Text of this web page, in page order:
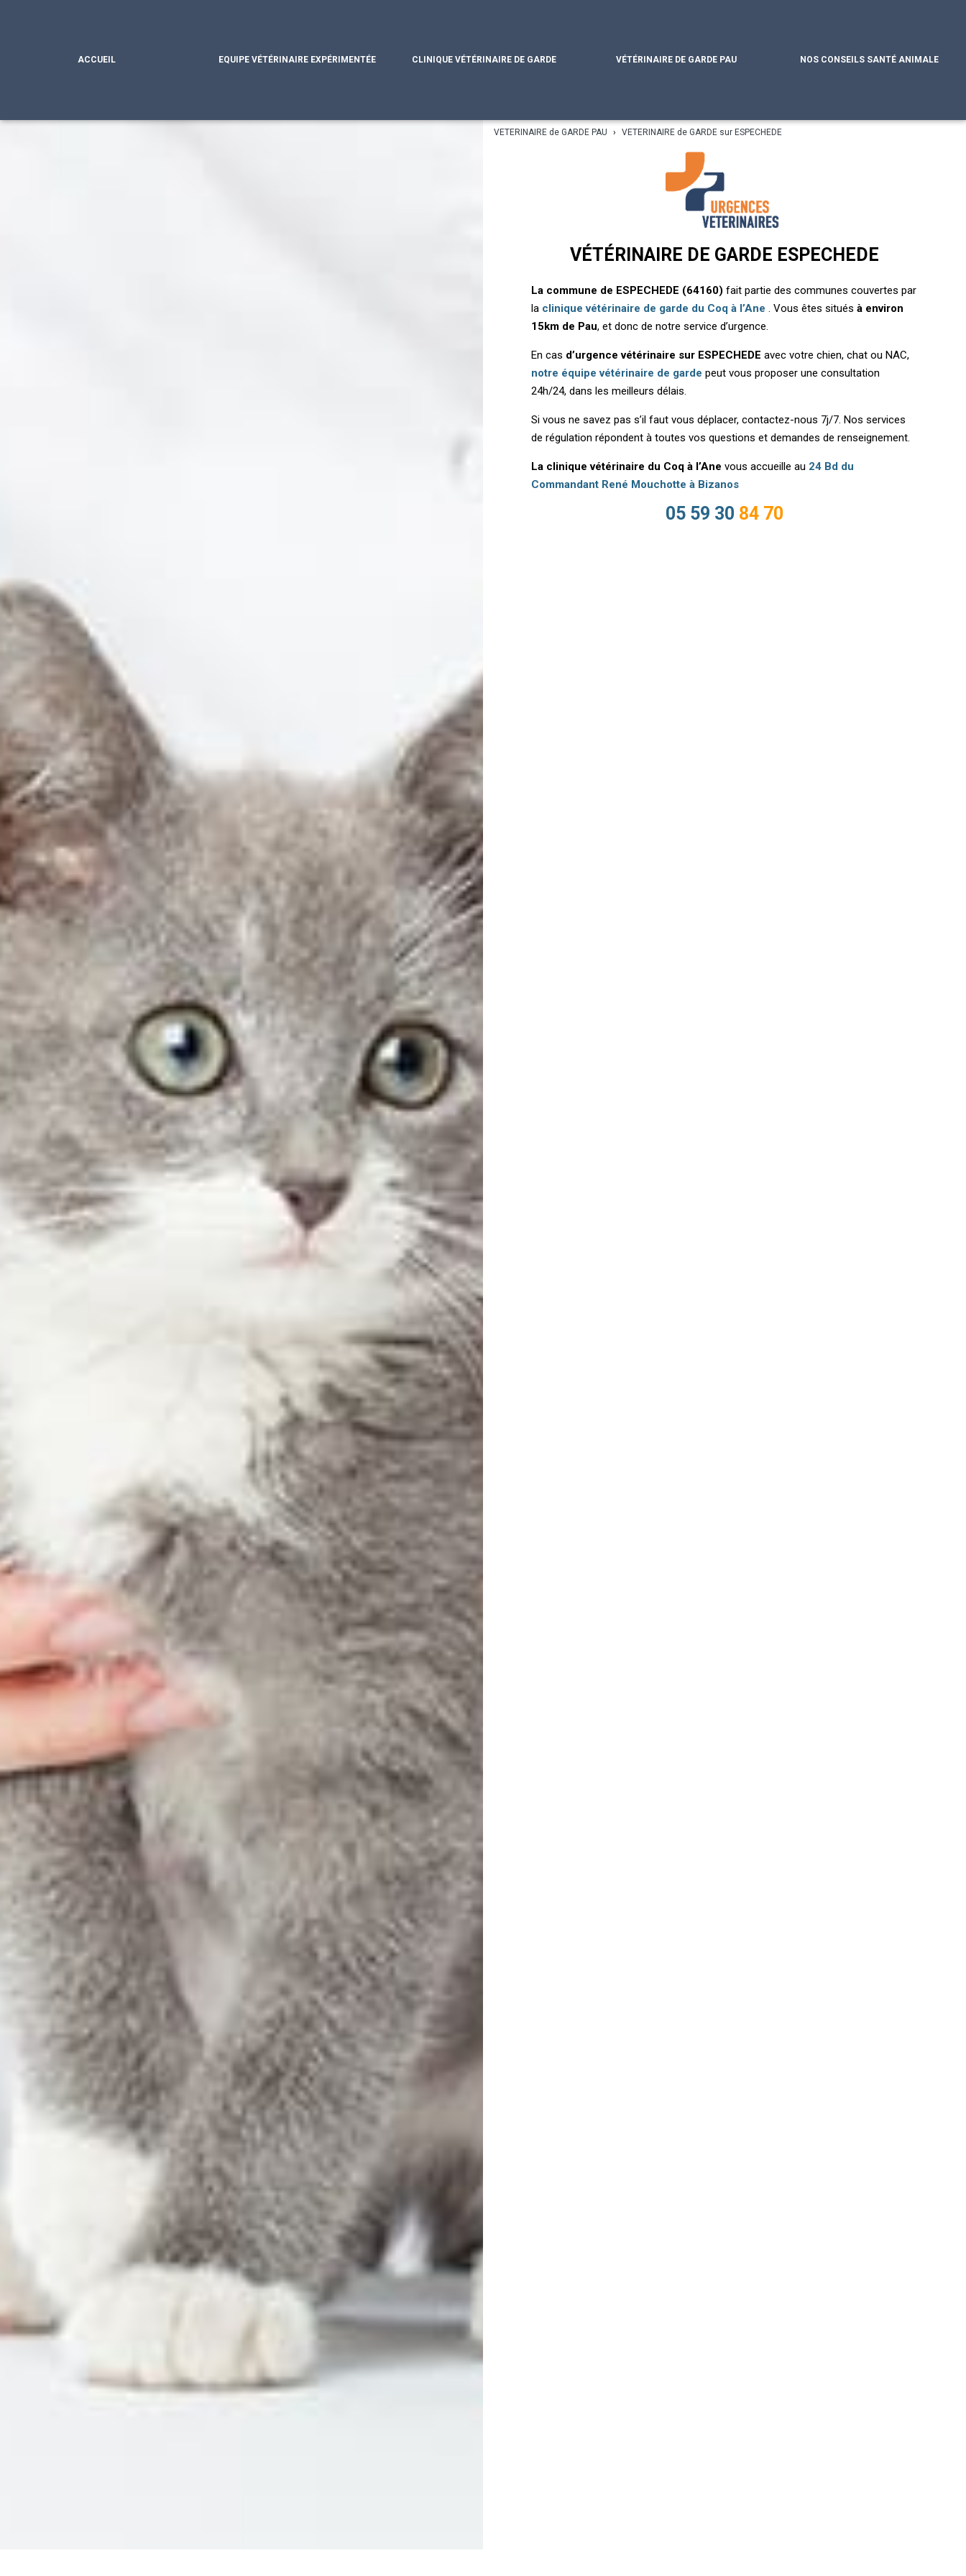
ACCUEIL EQUIPE VÉTÉRINAIRE EXPÉRIMENTÉE CLINIQUE VÉTÉRINAIRE DE GARDE VÉTÉRINAIRE DE GARDE PAU NOS CONSEILS SANTÉ ANIMALE
VETERINAIRE de GARDE PAU › VETERINAIRE de GARDE sur ESPECHEDE
VÉTÉRINAIRE DE GARDE ESPECHEDE
La commune de ESPECHEDE (64160) fait partie des communes couvertes par
la clinique vétérinaire de garde du Coq à l’Ane . Vous êtes situésà environ
15km de Pau, et donc de notre service d’urgence.
En cas d’urgence vétérinaire sur ESPECHEDE avec votre chien, chat ou NAC,
notre équipe vétérinaire de garde peut vous proposer une consultation
24h/24, dans les meilleurs délais.
Si vous ne savez pas s’il faut vous déplacer, contactez-nous 7j/7. Nos services
de régulation répondent à toutes vos questions et demandes de renseignement.
La clinique vétérinaire du Coq à l’Ane vous accueille au 24 Bd du
Commandant René Mouchotte à Bizanos
05 59 30 84 70